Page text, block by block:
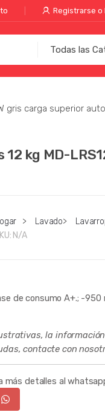
Registrarse o
gris carga superior
12 kg MD-
> Lavado>
N/A
de consumo A+.; -
la
contacte con
más detalles al